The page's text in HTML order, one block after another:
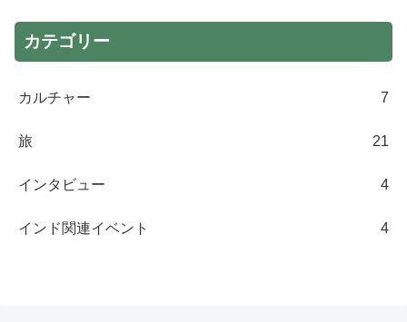
カテゴリー
カルチャー 7
旅 21
インタビュー 4
インド関連イベント 4